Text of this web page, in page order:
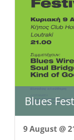
Blues
9 August @